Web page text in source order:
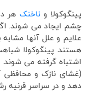
پینگوکولا وناخنک هر
چشم ایجاد می شوند.
علایم و علل آنها
هستند. پینگوکولا
اشتباه گرفته می شوند.
(غشای نازک و
دهد و در سراسر قرنیه